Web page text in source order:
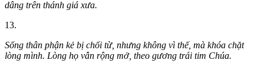
dâng trên thánh giá xưa.
13.
Sống thân phận kẻ bị chối từ, nhưng không vì thế, mà khóa chặt
lòng mình. Lòng họ vẫn rộng mở, theo gương trái tim Chúa.